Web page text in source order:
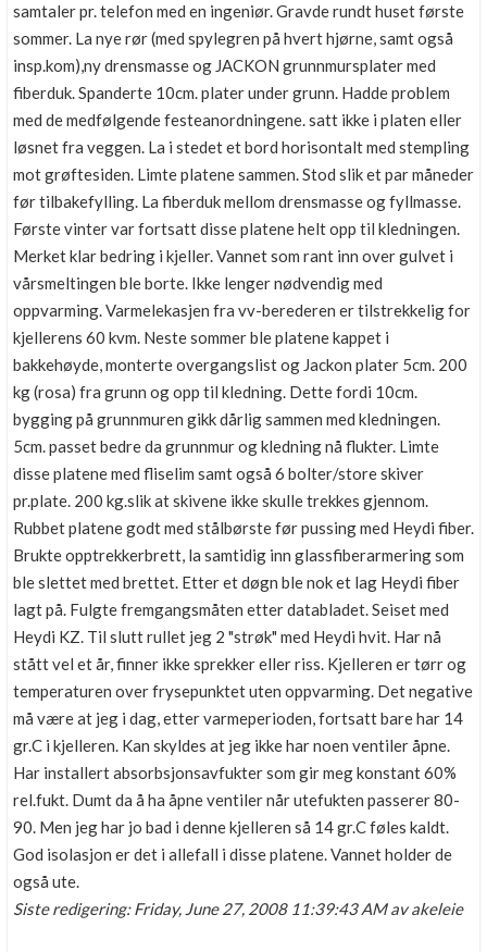
samtaler pr. telefon med en ingeniør. Gravde rundt huset første
sommer. La nye rør (med spylegren på hvert hjørne, samt også
insp.kom),ny drensmasse og JACKON grunnmursplater med
fiberduk. Spanderte 10cm. plater under grunn. Hadde problem
med de medfølgende festeanordningene. satt ikke i platen eller
løsnet fra veggen. La i stedet et bord horisontalt med stempling
mot grøftesiden. Limte platene sammen. Stod slik et par måneder
før tilbakefylling. La fiberduk mellom drensmasse og fyllmasse.
Første vinter var fortsatt disse platene helt opp til kledningen.
Merket klar bedring i kjeller. Vannet som rant inn over gulvet i
vårsmeltingen ble borte. Ikke lenger nødvendig med
oppvarming. Varmelekasjen fra vv-berederen er tilstrekkelig for
kjellerens 60 kvm. Neste sommer ble platene kappet i
bakkehøyde, monterte overgangslist og Jackon plater 5cm. 200
kg (rosa) fra grunn og opp til kledning. Dette fordi 10cm.
bygging på grunnmuren gikk dårlig sammen med kledningen.
5cm. passet bedre da grunnmur og kledning nå flukter. Limte
disse platene med fliselim samt også 6 bolter/store skiver
pr.plate. 200 kg.slik at skivene ikke skulle trekkes gjennom.
Rubbet platene godt med stålbørste før pussing med Heydi fiber.
Brukte opptrekkerbrett, la samtidig inn glassfiberarmering som
ble slettet med brettet. Etter et døgn ble nok et lag Heydi fiber
lagt på. Fulgte fremgangsmåten etter databladet. Seiset med
Heydi KZ. Til slutt rullet jeg 2 "strøk" med Heydi hvit. Har nå
stått vel et år, finner ikke sprekker eller riss. Kjelleren er tørr og
temperaturen over frysepunktet uten oppvarming. Det negative
må være at jeg i dag, etter varmeperioden, fortsatt bare har 14
gr.C i kjelleren. Kan skyldes at jeg ikke har noen ventiler åpne.
Har installert absorbsjonsavfukter som gir meg konstant 60%
rel.fukt. Dumt da å ha åpne ventiler når utefukten passerer 80-
90. Men jeg har jo bad i denne kjelleren så 14 gr.C føles kaldt.
God isolasjon er det i allefall i disse platene. Vannet holder de
også ute.
Siste redigering: Friday, June 27, 2008 11:39:43 AM av akeleie